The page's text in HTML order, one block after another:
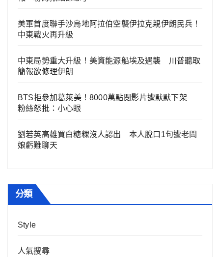
美軍首度聯手沙烏地阿拉伯空襲伊拉克親伊朗民兵！
中東戰火再升級
中東局勢重大升級！美資能源船埃及遇襲 川普聽取
簡報欲修理伊朗
BTS拒參加葛萊美！8000萬點閱影片遭默默下架
粉絲怒批：小心眼
劉若英高雄買白糖粿沒人認出 本人脫口1句遭老闆
娘虧難聊天
分類
Style
人氣搜尋